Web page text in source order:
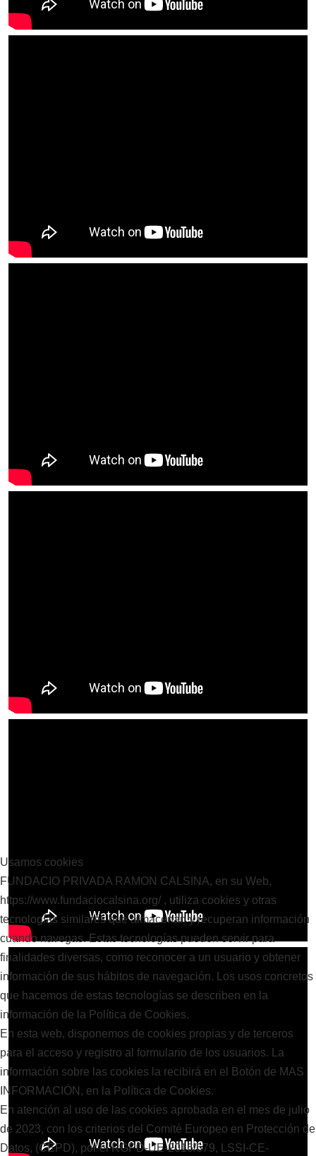
Usamos cookies
FUNDACIO PRIVADA RAMON CALSINA, en su Web,
https://www.fundaciocalsina.org/ , utiliza cookies y otras
tecnologías similares que almacenan y recuperan información
cuando navegas. Estas tecnologías pueden servir para
finalidades diversas, como reconocer a un usuario y obtener
información de sus hábitos de navegación. Los usos concretos
que hacemos de estas tecnologías se describen en la
información de la Política de Cookies.
En esta web, disponemos de cookies propias y de terceros
para el acceso y registro al formulario de los usuarios. La
información sobre las cookies la recibirá en el Botón de MAS
INFORMACIÓN, en la Política de Cookies.
En atención al uso de las cookies aprobada en el mes de julio
de 2023, con los criterios del Comité Europeo en Protección de
Datos, (CEPD), por el RGPD-UE-2016/679, LSSI-CE-